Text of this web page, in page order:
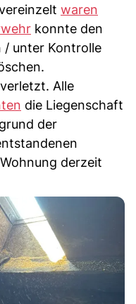
waren
konnte den
/ unter Kontrolle
Alle
die Liegenschaft
der
derzeit